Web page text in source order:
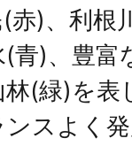
赤)、利根
青)、豊富
(緑)を表
スよく